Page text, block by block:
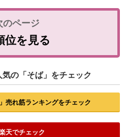
位を見る
の「そば」をチェック
売れ筋ランキングをチェック
天でチェック